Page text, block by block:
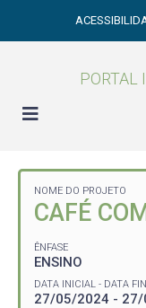
PORTAL
NOME DO PROJETO
CAFÉ
ÊNFASE
ENSINO
DATA INICIAL - DATA
27/05/2024 -